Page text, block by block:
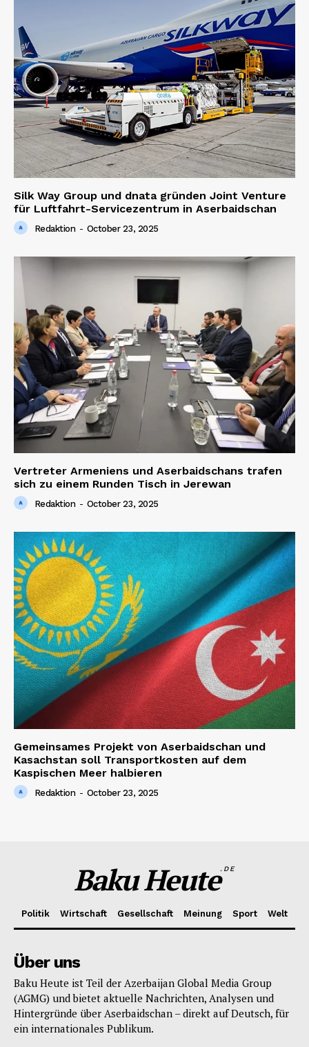
Silk Way Group und dnata gründen Joint Venture
für Luftfahrt-Servicezentrum in Aserbaidschan
Redaktion - October 23, 2025
Vertreter Armeniens und Aserbaidschans trafen
sich zu einem Runden Tisch in Jerewan
Redaktion - October 23, 2025
Gemeinsames Projekt von Aserbaidschan und
Kasachstan soll Transportkosten auf dem
Kaspischen Meer halbieren
Redaktion - October 23, 2025
Baku Heute.DE
Politik Wirtschaft Gesellschaft Meinung Sport Welt
Über uns
Baku Heute ist Teil der Azerbaijan Global Media Group
(AGMG) und bietet aktuelle Nachrichten, Analysen und
Hintergründe über Aserbaidschan – direkt auf Deutsch, für
ein internationales Publikum.